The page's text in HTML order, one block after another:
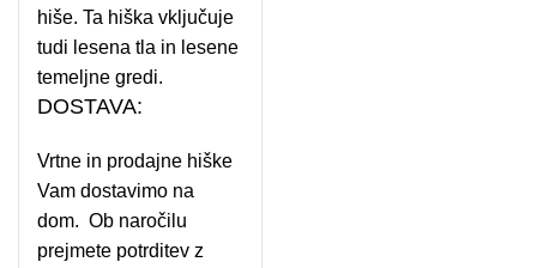
hiše. Ta hiška vključuje
tudi lesena tla in lesene
temeljne gredi.
DOSTAVA:
Vrtne in prodajne hiške
Vam dostavimo na
dom. Ob naročilu
prejmete potrditev z